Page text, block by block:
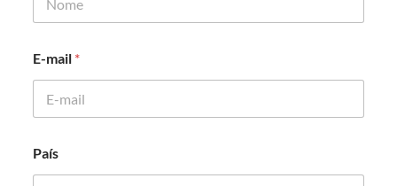
*
m
n
a
g
e
E-mail *
País